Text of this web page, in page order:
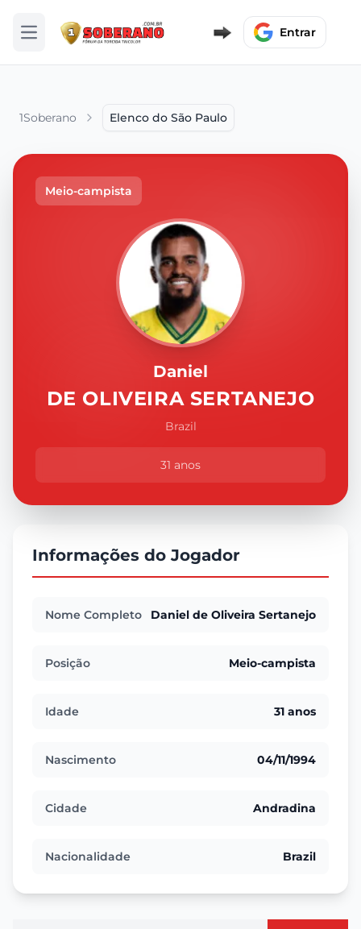
Abrir menu Entrar
1Soberano Elenco do São Paulo
Meio-campista
Daniel
DE OLIVEIRA SERTANEJO
Brazil
31 anos
Informações do Jogador
Nome Completo Daniel de Oliveira Sertanejo
Posição Meio-campista
Idade 31 anos
Nascimento 04/11/1994
Cidade Andradina
Nacionalidade Brazil